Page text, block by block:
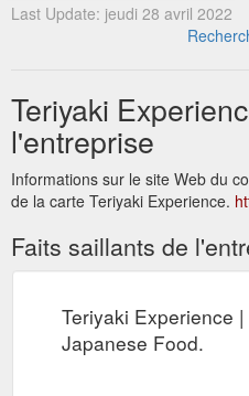
Last Update: jeudi 28 avril 2022
Teriyaki
l'entreprise
Informations sur le site Web du
de la carte Teriyaki Experience.
Faits saillants de
Teriyaki Experience
Japanese Food.